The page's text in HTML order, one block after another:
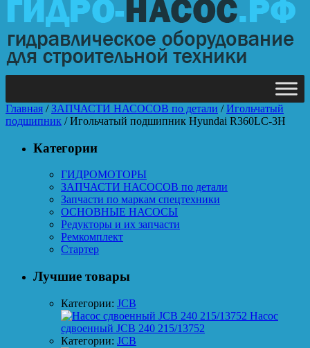
Главная /ЗАПЧАСТИ НАСОСОВ по детали /Игольчатый
подшипник / Игольчатый подшипник Hyundai R360LC-3H
Категории
ГИДРОМОТОРЫ
ЗАПЧАСТИ НАСОСОВ по детали
Запчасти по маркам спецтехники
ОСНОВНЫЕ НАСОСЫ
Редукторы и их запчасти
Ремкомплект
Стартер
Лучшие товары
Категории: JCB
Насос
сдвоенный JCB 240 215/13752
Категории: JCB